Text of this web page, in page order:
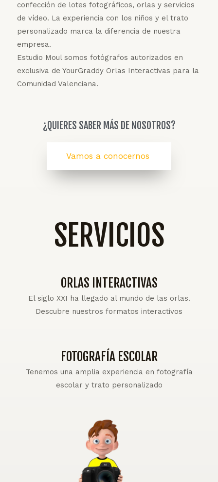
confección de lotes fotográficos, orlas y servicios
de vídeo. La experiencia con los niños y el trato
personalizado marca la diferencia de nuestra
empresa.
Estudio Moul somos fotógrafos autorizados en
exclusiva de YourGraddy Orlas Interactivas para la
Comunidad Valenciana.
¿QUIERES SABER MÁS DE NOSOTROS?
Vamos a conocernos
SERVICIOS
ORLAS INTERACTIVAS
El siglo XXI ha llegado al mundo de las orlas.
Descubre nuestros formatos interactivos
FOTOGRAFÍA ESCOLAR
Tenemos una amplia experiencia en fotografía
escolar y trato personalizado